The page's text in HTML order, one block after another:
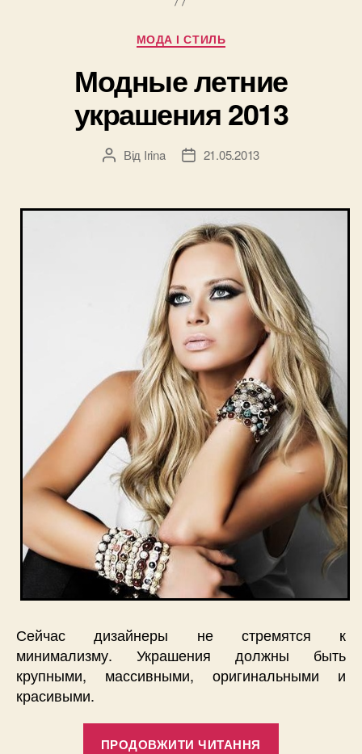
Категорії
МОДА І СТИЛЬ
Модные летние
украшения 2013
Автор
Від Irina
Дата21.05.2013
Сейчас дизайнеры не стремятся к
минимализму. Украшения должны быть
крупными, массивными, оригинальными и
красивыми.
ПРОДОВЖИТИ ЧИТАННЯ